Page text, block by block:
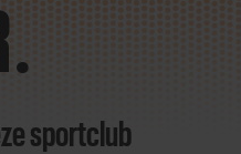
sportclub